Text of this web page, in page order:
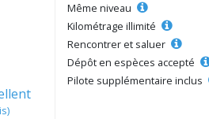
Même niveau
Kilométrage illimité
Rencontrer et saluer
Dépôt en espèces accepté
Pilote supplémentaire inclus